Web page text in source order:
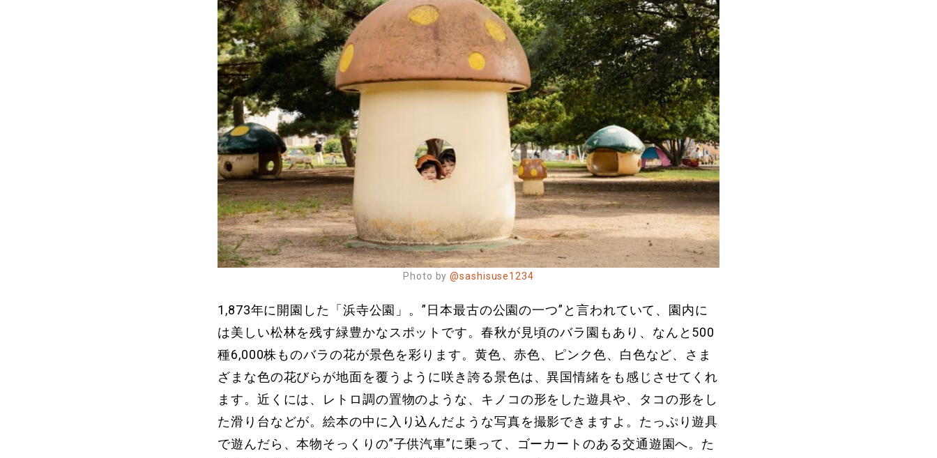
Photo by@sashisuse1234
1,873年に開園した「浜寺公園」。”日本最古の公園の一つ”と言われていて、園内に
は美しい松林を残す緑豊かなスポットです。春秋が見頃のバラ園もあり、なんと500
種6,000株ものバラの花が景色を彩ります。黄色、赤色、ピンク色、白色など、さま
ざまな色の花びらが地面を覆うように咲き誇る景色は、異国情緒をも感じさせてくれ
ます。近くには、レトロ調の置物のような、キノコの形をした遊具や、タコの形をし
た滑り台などが。絵本の中に入り込んだような写真を撮影できますよ。たっぷり遊具
で遊んだら、本物そっくりの”子供汽車”に乗って、ゴーカートのある交通遊園へ。た